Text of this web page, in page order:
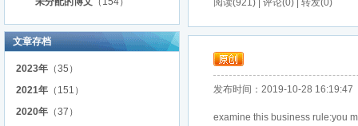
文章存档
2023年 （35）
2021年 （151）
2020年 （37）
阅读(921) | 评论(0) | 转发(0)
发布时间：2019-10-28 16:19:47
examine this business rule:you